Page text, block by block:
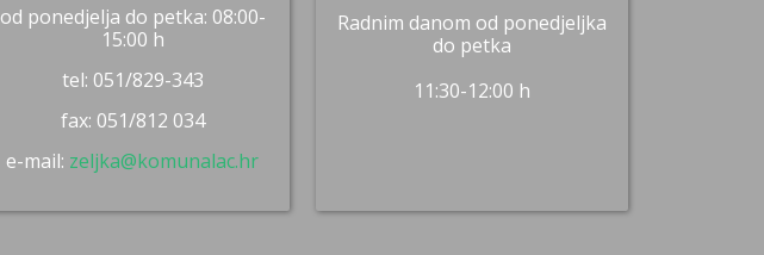
od ponedjelja do petka: 08:00-
15:00 h
tel: 051/829-343
fax: 051/812 034
e-mail: zeljka@komunalac.hr
Radnim danom od ponedjeljka
do petka
11:30-12:00 h